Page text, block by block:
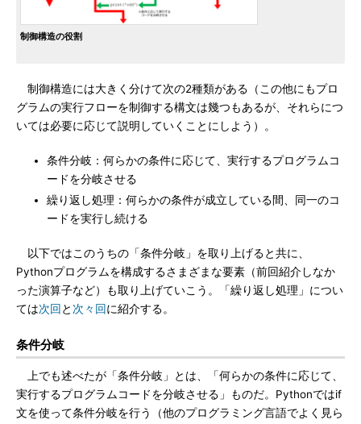
制御構造の役割
制御構造には大きく分けて次の2種類がある（この他にもプロ
グラムの実行フローを制御する構文は幾つもあるが、それらにつ
いては必要に応じて説明していくことにしよう）。
条件分岐：何らかの条件に応じて、実行するプログラムコ
ードを分岐させる
繰り返し処理：何らかの条件が成立している間、同一のコ
ードを実行し続ける
以下ではこのうちの「条件分岐」を取り上げると共に、
Pythonプログラムを構成するさまざまな要素（前回紹介しなか
った演算子など）も取り上げていこう。「繰り返し処理」につい
ては次回 と 次々回に紹介する。
条件分岐
上でも述べたが「条件分岐」とは、「何らかの条件に応じて、
実行するプログラムコードを分岐させる」ものだ。Pythonではif
文を使って条件分岐を行う（他のプログラミング言語でよく見ら